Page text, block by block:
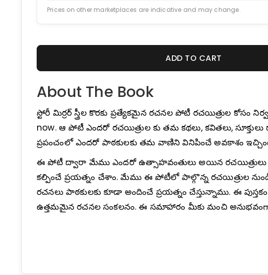
Prices on other marketplaces are indicative and may change.
ADD TO CART
About The Book
స్టోరీ మిర్రర్ స్త్రీల కొరకు ప్రత్యేకమైన రచనల పోటీ రచయిత్రుల కోసం
now. ఆ పోటీ ఎందరో రచయిత్రుల కు తమ కథలు, కవితలు,
ప్రపంచంలో ఎందరో పాఠకులకు తమ వాణిని వినిపించే అవకాశం
ఈ పోటీ ద్వారా మేము ఎందరో ఉత్సాహవంతులు అయిన రచయిత్రులు
కల్పించే ప్రయత్నం చేశాం. మేము ఈ పోటీలో పాల్గొన్న రచయిత్రుల
రచనలు పాఠకులకు కూడా అందించే ప్రయత్నం చేస్తున్నాము. ఈ
ఉత్తమమైన రచనల సంకలనం. ఈ సమాహారం మీకు మంచి అనుభవంగా